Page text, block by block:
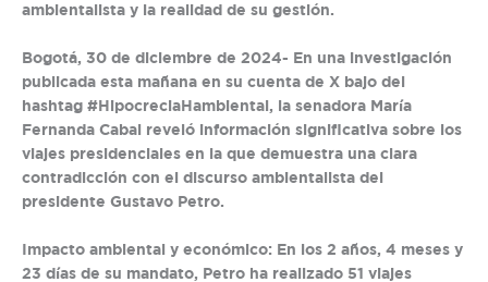
ambientalista y la realidad de su gestión.
Bogotá, 30 de diciembre de 2024- En una investigación
publicada esta mañana en su cuenta de X bajo del
hashtag #HipocreciaHambiental , la senadora María
Fernanda Cabal reveló información significativa sobre los
viajes presidenciales en la que demuestra una clara
contradicción con el discurso ambientalista del
presidente Gustavo Petro.
Impacto ambiental y económico: En los 2 años, 4 meses y
23 días de su mandato, Petro ha realizado 51 viajes